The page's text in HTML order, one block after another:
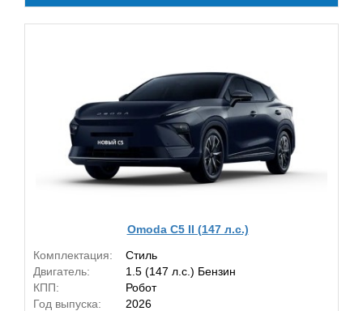
Omoda C5 II (147 л.с.)
Комплектация:
Стиль
Двигатель:
1.5 (147 л.с.) Бензин
КПП:
Робот
Год выпуска:
2026